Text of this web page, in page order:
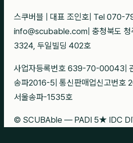
스쿠버블 대표 조인호 Tel 070-
info@scubable.com 충청북도
3324, 두일빌딩 402호
사업자등록번호 639-70-00043
송파2016-5 통신판매업신고번호
서울송파-1535호
© SCUBAble — PADI 5★ IDC